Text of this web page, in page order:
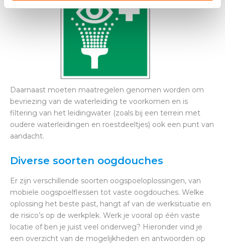
Daarnaast moeten maatregelen genomen worden om
bevriezing van de waterleiding te voorkomen en is
filtering van het leidingwater (zoals bij een terrein met
oudere waterleidingen en roestdeeltjes) ook een punt van
aandacht.
Diverse soorten oogdouches
Er zijn verschillende soorten oogspoeloplossingen, van
mobiele oogspoelflessen tot vaste oogdouches. Welke
oplossing het beste past, hangt af van de werksituatie en
de risico’s op de werkplek. Werk je vooral op één vaste
locatie of ben je juist veel onderweg? Hieronder vind je
een overzicht van de mogelijkheden en antwoorden op